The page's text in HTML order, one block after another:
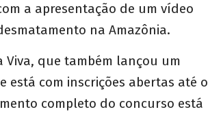
a apresentação de um vídeo
na Amazônia.
Viva, que também lançou um
com inscrições abertas até o
completo do concurso está